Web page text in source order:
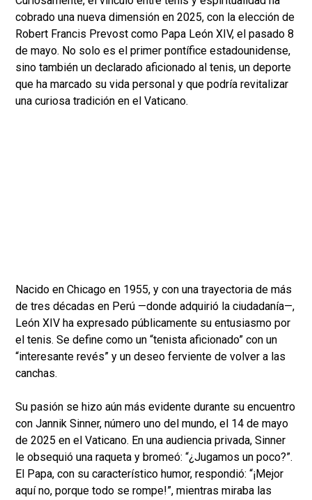
cobrado una nueva dimensión en 2025, con la elección de
Robert Francis Prevost como Papa León XIV, el pasado 8
de mayo. No solo es el primer pontífice estadounidense,
sino también un declarado aficionado al tenis, un deporte
que ha marcado su vida personal y que podría revitalizar
una curiosa tradición en el Vaticano.
Nacido en Chicago en 1955, y con una trayectoria de más
de tres décadas en Perú —donde adquirió la ciudadanía—,
León XIV ha expresado públicamente su entusiasmo por
el tenis. Se define como un “tenista aficionado” con un
“interesante revés” y un deseo ferviente de volver a las
canchas.
Su pasión se hizo aún más evidente durante su encuentro
con Jannik Sinner, número uno del mundo, el 14 de mayo
de 2025 en el Vaticano. En una audiencia privada, Sinner
le obsequió una raqueta y bromeó: “¿Jugamos un poco?”.
El Papa, con su característico humor, respondió: “¡Mejor
aquí no, porque todo se rompe!”, mientras miraba las